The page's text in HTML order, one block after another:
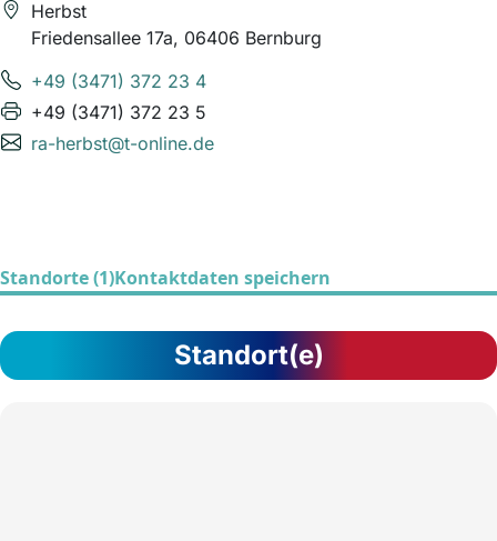
Herbst
Friedensallee 17a, 06406 Bernburg
+49 (3471) 372 23 4
+49 (3471) 372 23 5
ra-herbst@t-online.de
Standorte (1)Kontaktdaten speichern
Standort(e)